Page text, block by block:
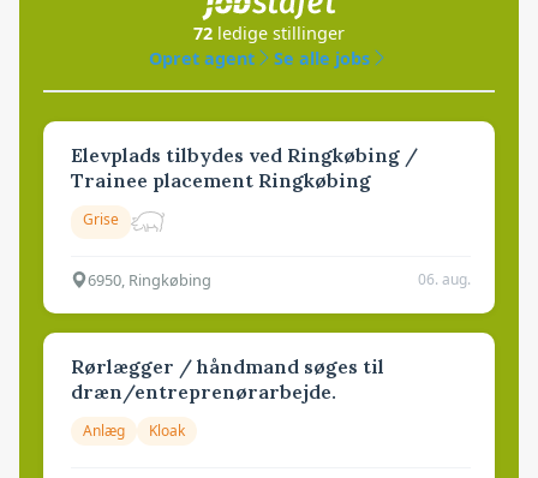
72 ledige stillinger
Opret agent
Se alle jobs
Elevplads tilbydes ved Ringkøbing /
Trainee placement Ringkøbing
Grise
6950, Ringkøbing 06. aug.
Rørlægger / håndmand søges til
dræn/entreprenørarbejde.
Anlæg Kloak